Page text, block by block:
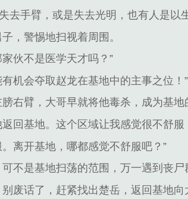
去手臂，或是失去光明，也有人是以
，警惕地扫视着周围。
伙不是医学天才吗？”
机会夺取赵龙在基地中的主事之位！”
右臂，大哥早就将他毒杀，成为基地
回基地。这个区域让我感觉很不舒服
离开基地，哪都感觉不舒服吧？”
不是基地扫荡的范围，万一遇到丧尸
别废话了，赶紧找出楚岳，返回基地